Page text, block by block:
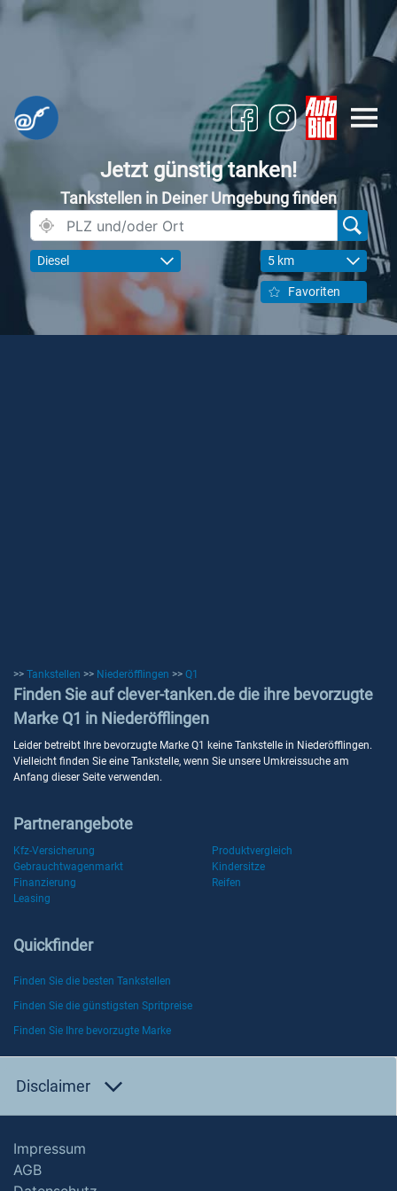
Jetzt günstig tanken!
Tankstellen in Deiner Umgebung finden
Diesel 5 km
Favoriten
>> Tankstellen >> Niederöfflingen >> Q1
Finden Sie auf clever-tanken.de die ihre bevorzugte
Marke Q1 in Niederöfflingen
Leider betreibt Ihre bevorzugte Marke Q1 keine Tankstelle in Niederöfflingen.
Vielleicht finden Sie eine Tankstelle, wenn Sie unsere Umkreissuche am
Anfang dieser Seite verwenden.
Partnerangebote
Kfz-Versicherung
Produktvergleich
Gebrauchtwagenmarkt
Kindersitze
Finanzierung
Reifen
Leasing
Quickfinder
Finden Sie die besten Tankstellen
Finden Sie die günstigsten Spritpreise
Finden Sie Ihre bevorzugte Marke
Disclaimer
Impressum
AGB